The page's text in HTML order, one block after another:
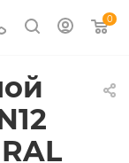
0